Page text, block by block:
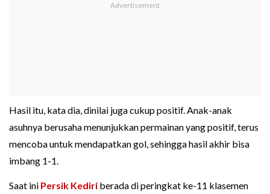
Hasil itu, kata dia, dinilai juga cukup positif. Anak-anak
asuhnya berusaha menunjukkan permainan yang positif, terus
mencoba untuk mendapatkan gol, sehingga hasil akhir bisa
imbang 1-1.
Saat ini Persik Kediri berada di peringkat ke-11 klasemen